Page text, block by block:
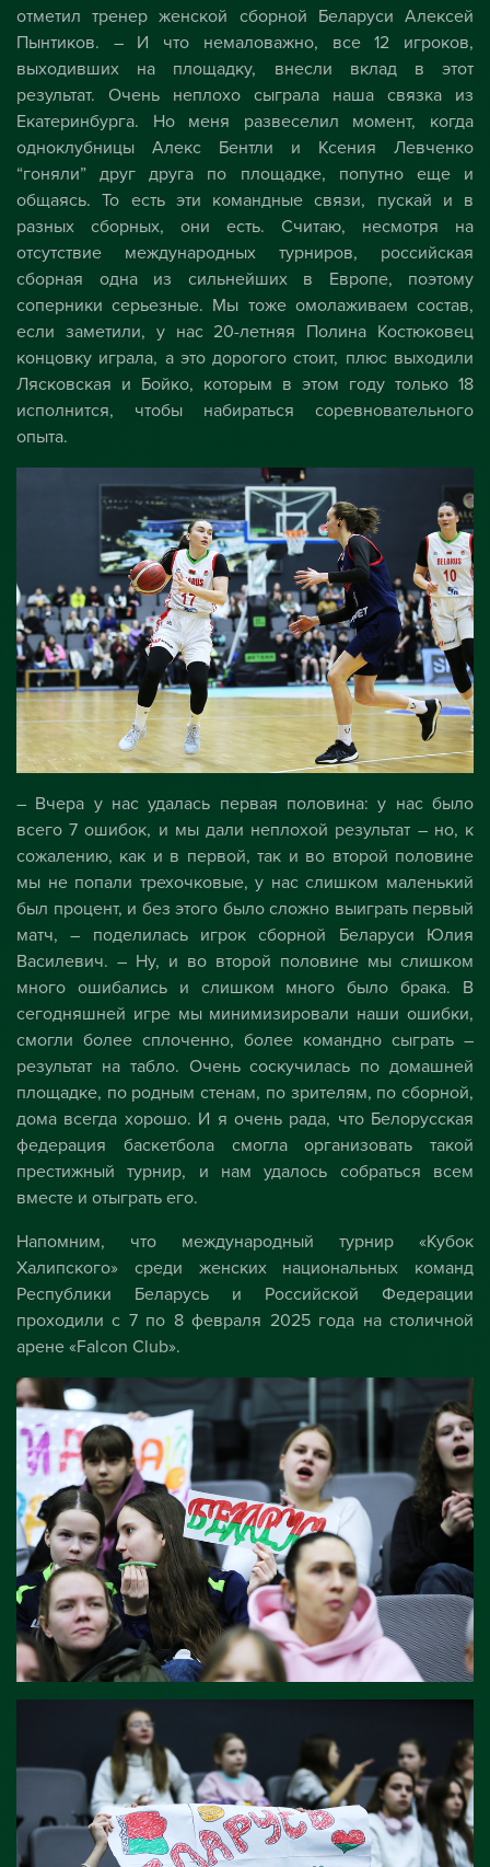
отметил тренер женской сборной Беларуси Алексей
Пынтиков. – И что немаловажно, все 12 игроков,
выходивших на площадку, внесли вклад в этот
результат. Очень неплохо сыграла наша связка из
Екатеринбурга. Но меня развеселил момент, когда
одноклубницы Алекс Бентли и Ксения Левченко
“гоняли” друг друга по площадке, попутно еще и
общаясь. То есть эти командные связи, пускай и в
разных сборных, они есть. Считаю, несмотря на
отсутствие международных турниров, российская
сборная одна из сильнейших в Европе, поэтому
соперники серьезные. Мы тоже омолаживаем состав,
если заметили, у нас 20-летняя Полина Костюковец
концовку играла, а это дорогого стоит, плюс выходили
Лясковская и Бойко, которым в этом году только 18
исполнится, чтобы набираться соревновательного
опыта.
– Вчера у нас удалась первая половина: у нас было
всего 7 ошибок, и мы дали неплохой результат – но, к
сожалению, как и в первой, так и во второй половине
мы не попали трехочковые, у нас слишком маленький
был процент, и без этого было сложно выиграть первый
матч, – поделилась игрок сборной Беларуси Юлия
Василевич. – Ну, и во второй половине мы слишком
много ошибались и слишком много было брака. В
сегодняшней игре мы минимизировали наши ошибки,
смогли более сплоченно, более командно сыграть –
результат на табло. Очень соскучилась по домашней
площадке, по родным стенам, по зрителям, по сборной,
дома всегда хорошо. И я очень рада, что Белорусская
федерация баскетбола смогла организовать такой
престижный турнир, и нам удалось собраться всем
вместе и отыграть его.
Напомним, что международный турнир «Кубок
Халипского» среди женских национальных команд
Республики Беларусь и Российской Федерации
проходили с 7 по 8 февраля 2025 года на столичной
арене «Falcon Club».